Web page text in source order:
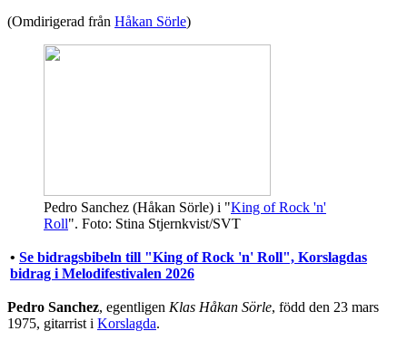
(Omdirigerad från Håkan Sörle)
Pedro Sanchez (Håkan Sörle) i "King of Rock 'n'
Roll". Foto: Stina Stjernkvist/SVT
• Se bidragsbibeln till "King of Rock 'n' Roll", Korslagdas
bidrag i Melodifestivalen 2026
Pedro Sanchez, egentligen Klas Håkan Sörle, född den 23 mars
1975, gitarrist i Korslagda.